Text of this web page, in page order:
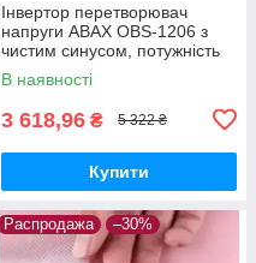
Інвертор перетворювач
напруги ABAX OBS-1206 з
чистим синусом, потужність
1200W
В наявності
3 618,96 ₴ 5 322 ₴
Купити
Распродажа –30%